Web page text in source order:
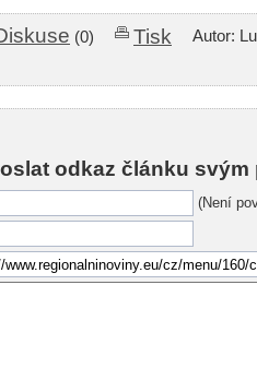
(0) Tisk
Autor:
odkaz článku svým
(Není